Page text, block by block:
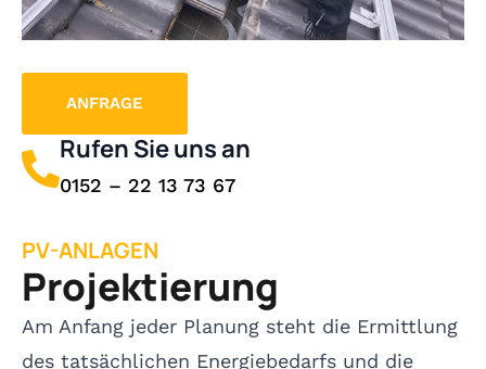
ANFRAGE
Rufen Sie uns an
0152 – 22 13 73 67
PV-ANLAGEN
Projektierung
Am Anfang jeder Planung steht die Ermittlung
des tatsächlichen Energiebedarfs und die